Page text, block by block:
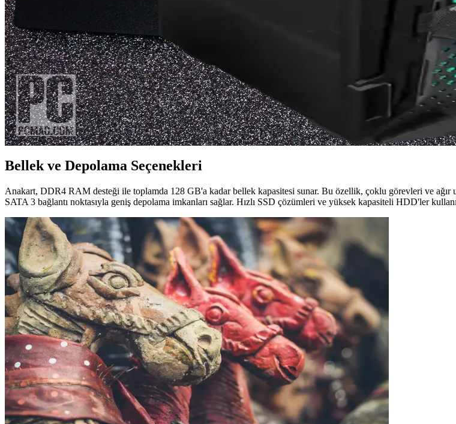
MSI B760M-P Anakart Özellikleri ve Kullanım Alanları Hakkında Kapsamlı Bilgi
MSI B760M-P anakart, uygun fiyatlı ve yüksek performanslı, oyun ve günlük kullanım için ideal, DDR4 ve NVMe
MSI GG Vigor GK20 ve MSI'nın Donanım Ürünleri: Teknik Bilgiler ve Piyasa İncelemesi
MSI GG Vigor GK20 hakkında sınırlı teknik bilgi bulunmakla birlikte, MSI'nın oyun ve performans odaklı ürünleri
ASUS Anakartlarda BIOS Erişimi ve Güncelleme Yöntemleri Detaylı Rehber
ASUS anakartlarda BIOS erişimi ve güncelleme yöntemlerini adım adım anlatıyoruz. Güvenli ve doğru işlemlerle sistem
Bellek ve Depolama Seçenekleri
Anakart, DDR4 RAM desteği ile toplamda 128 GB'a kadar bellek kapasitesi sunar. Bu özellik, çoklu görevleri ve ağır
SATA 3 bağlantı noktasıyla geniş depolama imkanları sağlar. Hızlı SSD çözümleri ve yüksek kapasiteli HDD'ler